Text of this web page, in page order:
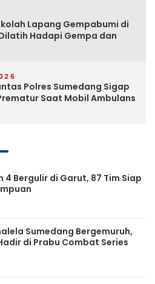
Lapang Gempabumi di
Hadapi Gempa dan
Polres Sumedang Sigap
Saat Mobil Ambulans
4 Bergulir di Garut, 87 Tim Siap
Sumedang Bergemuruh,
di Prabu Combat Series